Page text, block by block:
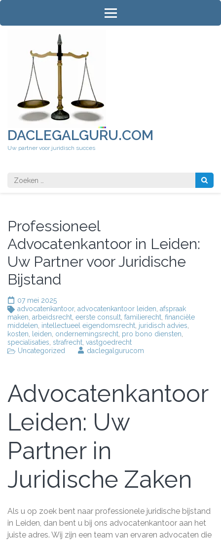
Ga
inhoud
DACLEGALGURU.COM
Uw partner voor juridisch succes
Zoeken
naar:
Professioneel
Advocatenkantoor in Leiden:
Uw Partner voor Juridische
Bijstand
07 mei 2025
advocatenkantoor, advocatenkantoor leiden afspraak
maken arbeidsrecht eerste consult familierecht financiële
middelen intellectueel eigendomsrecht juridisch advies
kosten
leiden ondernemingsrecht pro bono diensten
specialisaties strafrecht vastgoedrecht
Uncategorized
daclegalgurucom
Advocatenkantoor
Leiden: Uw
Partner in
Juridische Zaken
Als u op zoek bent naar professionele juridische bijstand
in Leiden, dan bent u bij ons advocatenkantoor aan het
juiste adres. Wij zijn een team van ervaren advocaten die